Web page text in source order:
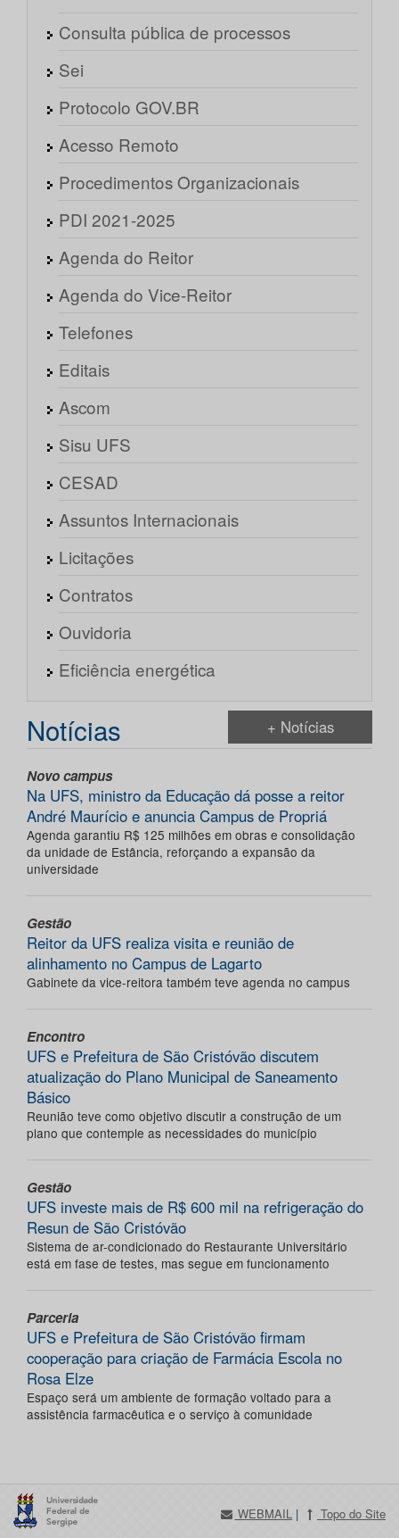
Consulta pública de processos
Sei
Protocolo GOV.BR
Acesso Remoto
Procedimentos Organizacionais
PDI 2021-2025
Agenda do Reitor
Agenda do Vice-Reitor
Telefones
Editais
Ascom
Sisu UFS
CESAD
Assuntos Internacionais
Licitações
Contratos
Ouvidoria
Eficiência energética
Notícias + Notícias
Novo campus
Na UFS, ministro da Educação dá posse a reitor
André Maurício e anuncia Campus de Propriá
Agenda garantiu R$ 125 milhões em obras e consolidação
da unidade de Estância, reforçando a expansão da
universidade
Gestão
Reitor da UFS realiza visita e reunião de
alinhamento no Campus de Lagarto
Gabinete da vice-reitora também teve agenda no campus
Encontro
UFS e Prefeitura de São Cristóvão discutem
atualização do Plano Municipal de Saneamento
Básico
Reunião teve como objetivo discutir a construção de um
plano que contemple as necessidades do município
Gestão
UFS investe mais de R$ 600 mil na refrigeração do
Resun de São Cristóvão
Sistema de ar-condicionado do Restaurante Universitário
está em fase de testes, mas segue em funcionamento
Parceria
UFS e Prefeitura de São Cristóvão firmam
cooperação para criação de Farmácia Escola no
Rosa Elze
Espaço será um ambiente de formação voltado para a
assistência farmacêutica e o serviço à comunidade
WEBMAIL | Topo do Site